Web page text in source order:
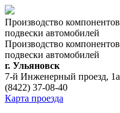
Производство компонентов
подвески автомобилей
Производство компонентов
подвески автомобилей
г. Ульяновск
7-й Инженерный проезд, 1а
(8422) 37-08-40
Карта проезда